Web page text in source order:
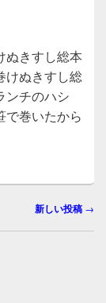
ぬきすし総本
けぬきすし総
ンチのハシ
で巻いたから
りランチ1300
新しい投稿 →